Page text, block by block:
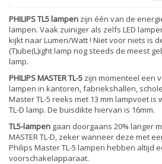
PHILIPS TL5 lampen zijn één van de
lampen. Vaak zuiniger als zelfs LED
kijkt naar Lumen/Watt ! Niet voor niets is
(T)ube(L)ight lamp nog steeds de meest
lamp.
PHILIPS MASTER TL-5 zijn momenteel een
lampen in kantoren, fabriekshallen,
Master TL-5 reeks met 13 mm lampvoet
TL-D lamp. De buisdikte hiervan is 16mm.
TL5-lampen gaan doorgaans 20% langer
MASTER TL-D, zeker wanneer deze met
Philips Master TL-5 lampen hebben altijd
voorschakelapparaat.